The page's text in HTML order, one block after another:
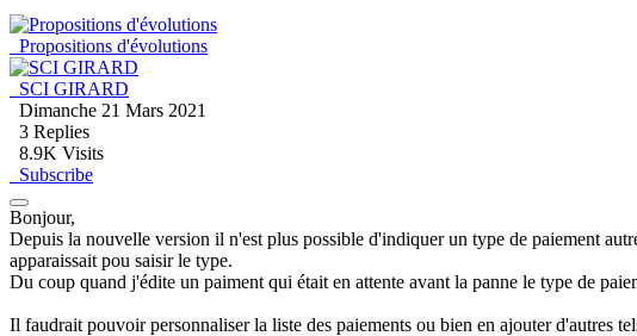
Propositions d'évolutions
SCI GIRARD
Dimanche 21 Mars 2021
3 Replies
8.9K Visits
Subscribe
Bonjour,
Depuis la nouvelle version il n'est plus possible d'indiquer un type de paiement
apparaissait pou saisir le type.
Du coup quand j'édite un paiment qui était en attente avant la panne le type de
Il faudrait pouvoir personnaliser la liste des paiements ou bien en ajouter d'autres